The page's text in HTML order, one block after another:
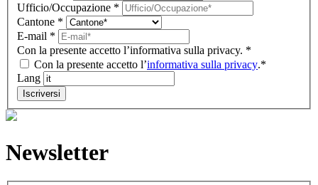
Ufficio/Occupazione *
Cantone *
E-mail *
Con la presente accetto l’informativa sulla privacy. *
Con la presente accetto l’informativa sulla privacy.*
Lang
Iscriversi
Newsletter